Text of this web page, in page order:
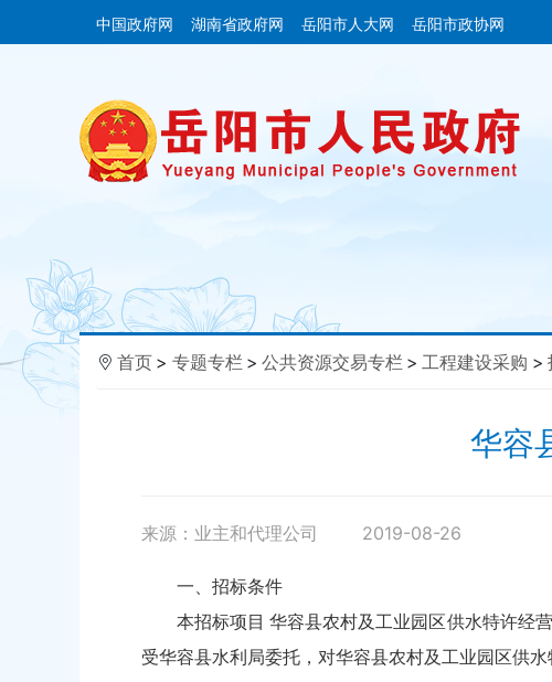
中国政府网 湖南省政府网 岳阳市人大网 岳阳市政协网
首页 > 专题专栏 > 公共资源交易专栏 > 工程建设采购 >
华容
来源：业主和代理公司 2019-08-26
一、招标条件
本招标项目 华容县农村及工业园区供水特许经
受华容县水利局委托，对华容县农村及工业园区供